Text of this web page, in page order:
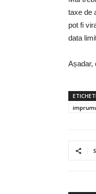
taxe de
pot fi
data
Așadar,